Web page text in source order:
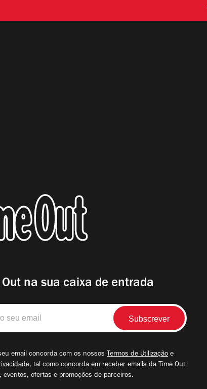
na sua caixa de entrada
email concorda com os nossos Termos de Utilização e
, tal como concorda em receber emails da Time Out
eventos, ofertas e promoções de parceiros.